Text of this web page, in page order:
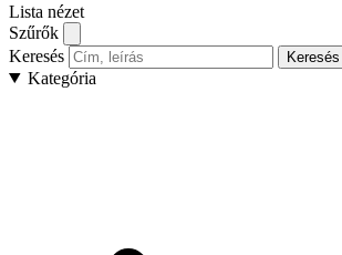
Lista nézet
Szűrők
Keresés
Keresés
Kategória